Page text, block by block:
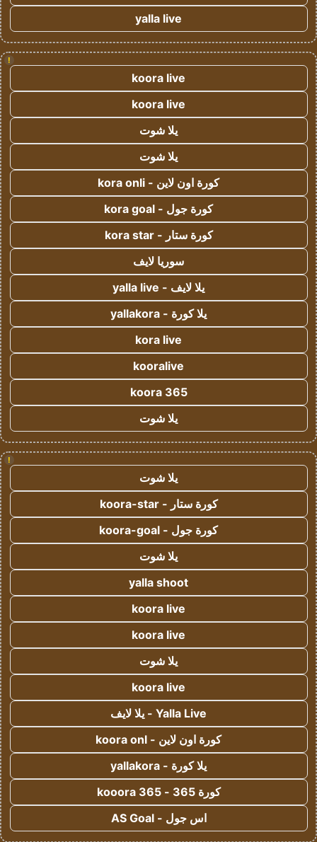
yalla live
!
koora live
koora live
يلا شوت
يلا شوت
كورة اون لاين - kora onli
كورة جول - kora goal
كورة ستار - kora star
سوريا لايف
يلا لايف - yalla live
يلا كورة - yallakora
kora live
kooralive
koora 365
يلا شوت
!
يلا شوت
كورة ستار - koora-star
كورة جول - koora-goal
يلا شوت
yalla shoot
koora live
koora live
يلا شوت
koora live
Yalla Live - يلا لايف
كورة اون لاين - koora onl
يلا كورة - yallakora
كورة 365 - kooora 365
اس جول - AS Goal